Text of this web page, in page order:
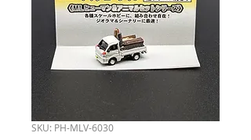
SKU: PH-MLV-6030